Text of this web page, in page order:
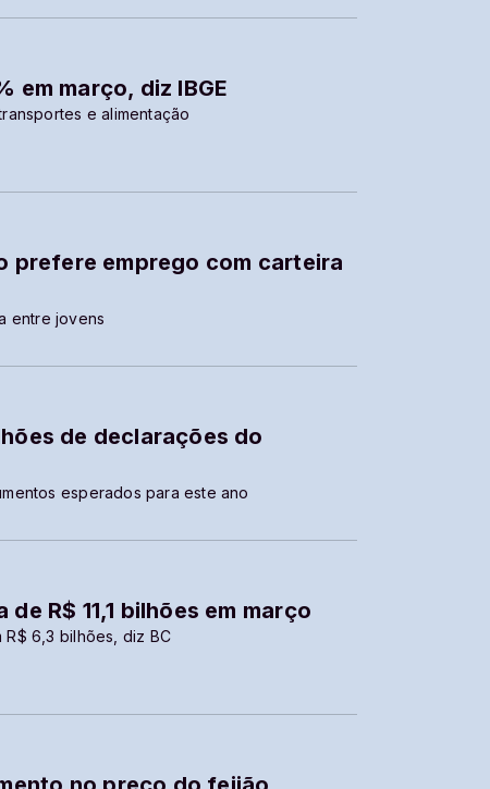
em março, diz IBGE
e alimentação
prefere emprego com carteira
entre jovens
de declarações do
esperados para este ano
R$ 11,1 bilhões em março
R$ 6,3 bilhões, diz BC